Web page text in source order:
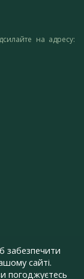
на адресу:
забезпечити
сайті.
погоджуєтесь